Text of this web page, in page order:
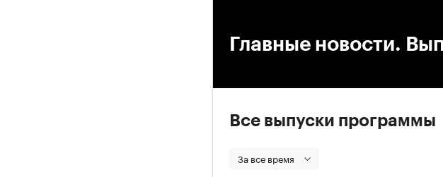
Главные новости.
Все выпуски программы
За все время